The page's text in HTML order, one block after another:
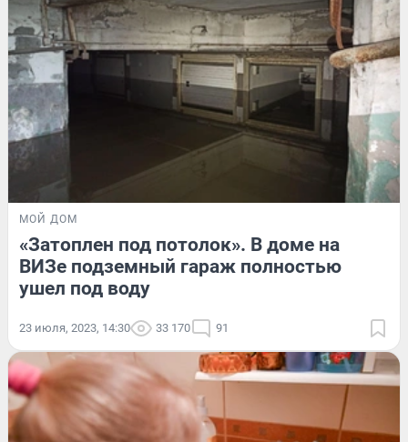
МОЙ ДОМ
«Затоплен под потолок». В доме на
ВИЗе подземный гараж полностью
ушел под воду
23 июля, 2023, 14:30 33 170 91